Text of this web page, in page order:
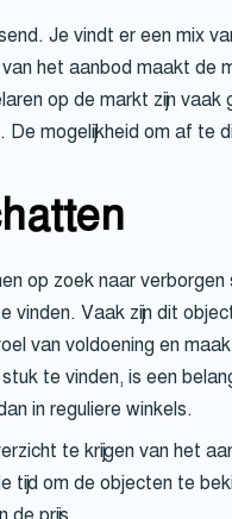
Je vindt er een mix
het aanbod maakt de
op de markt zijn
mogelijkheid om af te
op zoek naar
Vaak zijn dit
van voldoening en
te vinden, is een
in reguliere winkels.
te krijgen van het
tijd om de objecten te